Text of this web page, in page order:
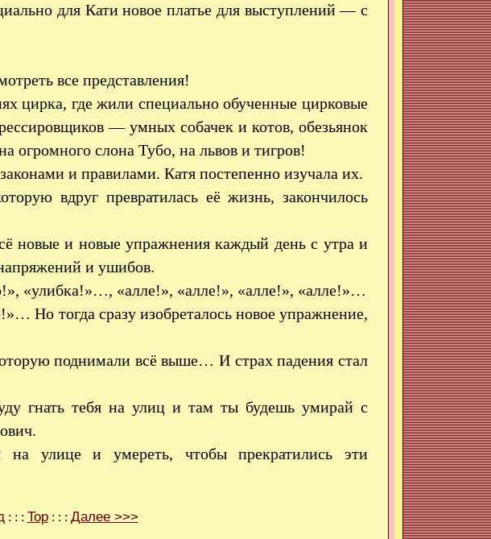
для Кати новое платье для выступлений — с
все представления!
цирка, где жили специально обученные цирковые
— умных собачек и котов, обезьянок
огромного слона Тубо, на львов и тигров!
и правилами. Катя постепенно изучала их.
вдруг превратилась её жизнь, закончилось
новые и новые упражнения каждый день с утра и
и ушибов.
«улибка!»…, «алле!», «алле!», «алле!», «алле!»…
Но тогда сразу изобреталось новое упражнение,
поднимали всё выше… И страх падения стал
гнать тебя на улиц и там ты будешь умирай с
на улице и умереть, чтобы прекратились эти
: : : Top: : : Далее >>>